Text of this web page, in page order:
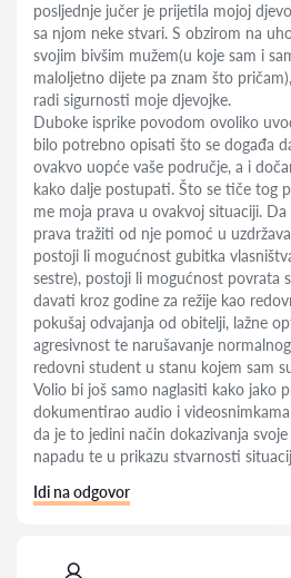
posljednje jučer je prijetila mojoj
sa njom neke stvari. S obzirom na
svojim bivšim mužem(u koje sam i
maloljetno dijete pa znam što
radi sigurnosti moje djevojke.
Duboke isprike povodom ovoliko
bilo potrebno opisati što se događa
ovakvo uopće vaše područje, a i
kako dalje postupati. Što se tiče tog
me moja prava u ovakvoj situaciji.
prava tražiti od nje pomoć u
postoji li mogućnost gubitka
sestre), postoji li mogućnost povrata
davati kroz godine za režije kao
pokušaj odvajanja od obitelji, lažne
agresivnost te narušavanje
redovni student u stanu kojem sam
Volio bi još samo naglasiti kako jako
dokumentirao audio i
da je to jedini način dokazivanja
napadu te u prikazu stvarnosti
Idi na odgovor